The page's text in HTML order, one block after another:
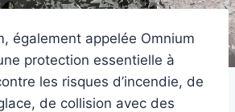
également appelée Omnium
protection essentielle à
les risques d’incendie, de
de collision avec des